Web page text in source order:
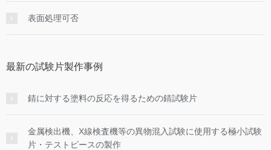
表面処理可否
最新の試験片製作事例
錆に対する塗料の反応を得るための錆試験片
金属検出機、X線検査機等の異物混入試験に使用する極小試験
片・テストピースの製作